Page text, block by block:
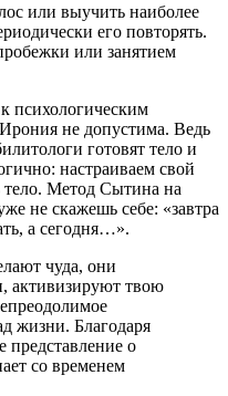
или выучить наиболее
его повторять.
или занятием
психологическим
не допустима. Ведь
готовят тело и
настраиваем свой
тело. Метод Сытина на
не скажешь себе: «завтра
а сегодня…».
чуда, они
активизируют твою
жизни. Благодаря
представление о
со временем